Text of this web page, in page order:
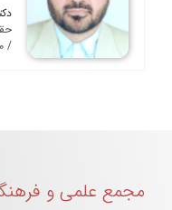
/
مجمع علمی و